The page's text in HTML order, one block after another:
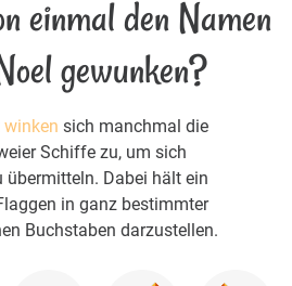
einmal den Namen
gewunken?
winken sich manchmal die
Schiffe zu, um sich
übermitteln. Dabei hält ein
in ganz bestimmter
Buchstaben darzustellen.